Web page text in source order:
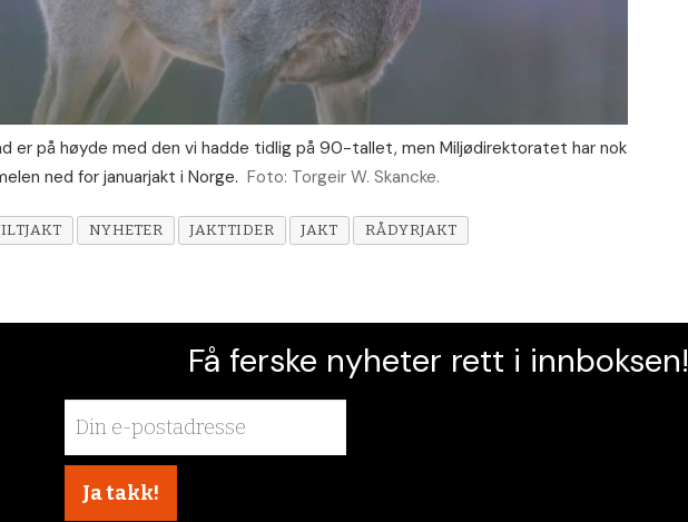
er på høyde med den vi hadde tidlig på 90-tallet, men Miljødirektoratet har nok
ned for januarjakt i Norge. Foto: Torgeir W. Skancke.
NYHETER JAKTTIDER JAKT RÅDYRJAKT
Få ferske nyheter rett i innboksen!